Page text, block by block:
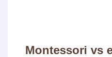
Montessori vs